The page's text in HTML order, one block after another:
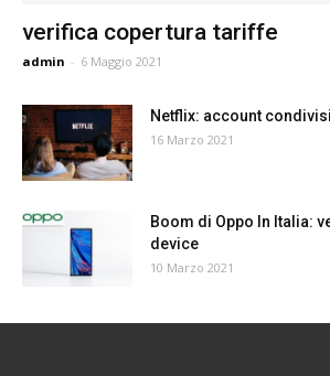
verifica copertura tariffe
admin - 6 Maggio 2021
Netflix: account
16 Marzo 2021
Boom di Oppo In Italia:
device
10 Marzo 2021